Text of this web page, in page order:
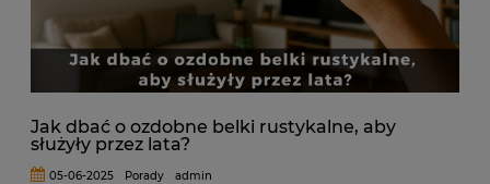
Jak dbać o ozdobne belki rustykalne, aby
służyły przez lata?
05-06-2025 Porady admin